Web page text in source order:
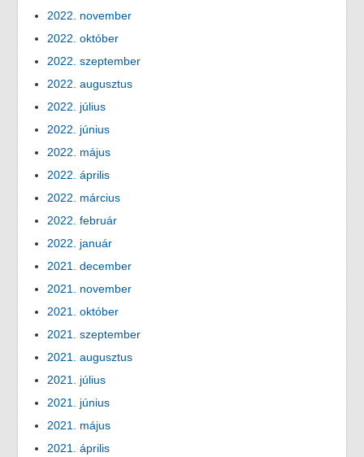
2022. november
2022. október
2022. szeptember
2022. augusztus
2022. július
2022. június
2022. május
2022. április
2022. március
2022. február
2022. január
2021. december
2021. november
2021. október
2021. szeptember
2021. augusztus
2021. július
2021. június
2021. május
2021. április